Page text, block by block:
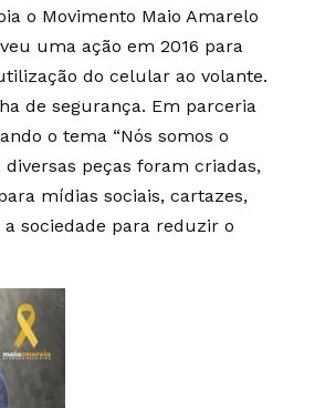
o Movimento Maio Amarelo
uma ação em 2016 para
do celular ao volante.
de segurança. Em parceria
o tema “Nós somos o
diversas peças foram criadas,
mídias sociais, cartazes,
sociedade para reduzir o